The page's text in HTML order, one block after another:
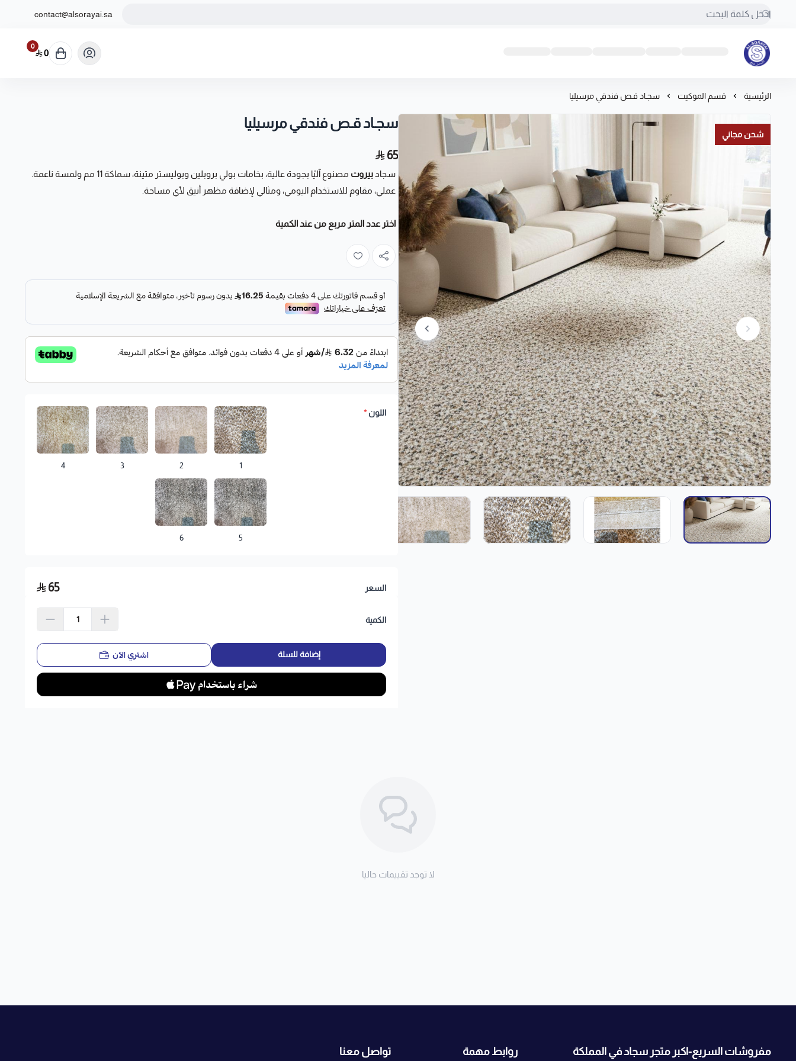
contact@alsorayai.sa
مفروشات السريع-اكبر متجر سجاد في المملكة
0
0
الرئيسية قسم الموكيت سجـاد قـص فندقي مرسيليا
شحن مجاني
سجـاد قـص فندقي مرسيليا
65
سجاد بيروت
مصنوع آليًا بجودة عالية، بخامات بولي بروبلين وبوليستر متينة، سماكة 11 مم ولمسة ناعمة.
عملي، مقاوم للاستخدام اليومي، ومثالي لإضافة مظهر أنيق لأي مساحة.
اختر عدد المتر مربع من عند الكمية
اللون*
1
2
3
4
5
6
السعر 65
الكمية
إضافة للسلة اشتري الآن
لا توجد تقييمات حاليا
مفروشات السريع-اكبر متجر سجاد في المملكة روابط مهمة تواصل معنا